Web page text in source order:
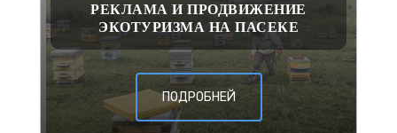
РЕКЛАМА И ПРОДВИЖЕНИЕ
ЭКОТУРИЗМА НА ПАСЕКЕ
ПОДРОБНЕЙ